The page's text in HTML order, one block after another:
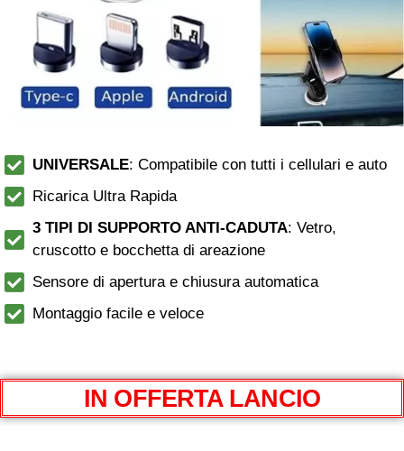
UNIVERSALE: Compatibile con tutti i cellulari e auto
Ricarica Ultra Rapida
3 TIPI DI SUPPORTO ANTI-CADUTA: Vetro,
cruscotto e bocchetta di areazione
Sensore di apertura e chiusura automatica
Montaggio facile e veloce
IN OFFERTA LANCIO